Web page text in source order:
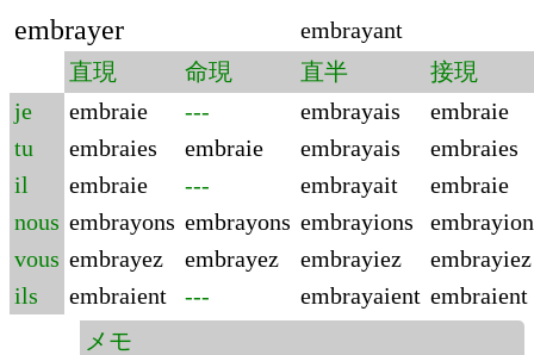
embrayer
embrayant
直現
命現 直半
接現
je
embraie --- embrayais
embraie
tu
embraies embraie embrayais
embraies
il
embraie --- embrayait
embraie
nous embrayons embrayons embrayions
vous embrayez embrayez embrayiez
embrayiez
ils
embraient --- embrayaient embraient
メモ